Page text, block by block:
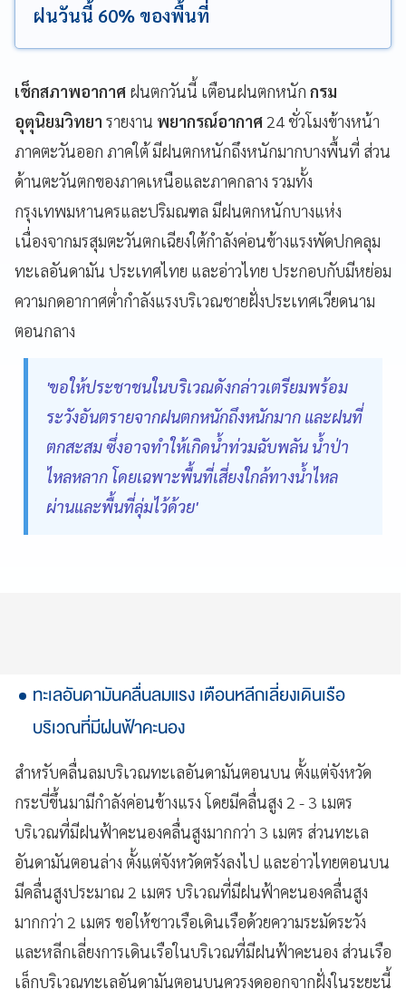
ฝนวันนี้ 60% ของพื้นที่
เช็กสภาพอากาศ ฝนตกวันนี้ เตือนฝนตกหนัก กรม
อุตุนิยมวิทยา รายงาน พยากรณ์อากาศ 24 ชั่วโมงข้างหน้า
ภาคตะวันออก ภาคใต้ มีฝนตกหนักถึงหนักมากบางพื้นที่ ส่วน
ด้านตะวันตกของภาคเหนือและภาคกลาง รวมทั้ง
กรุงเทพมหานครและปริมณฑล มีฝนตกหนักบางแห่ง
เนื่องจากมรสุมตะวันตกเฉียงใต้กำลังค่อนข้างแรงพัดปกคลุม
ทะเลอันดามัน ประเทศไทย และอ่าวไทย ประกอบกับมีหย่อม
ความกดอากาศต่ำกำลังแรงบริเวณชายฝั่งประเทศเวียดนาม
ตอนกลาง
'ขอให้ประชาชนในบริเวณดังกล่าวเตรียมพร้อม
ระวังอันตรายจากฝนตกหนักถึงหนักมาก และฝนที่
ตกสะสม ซึ่งอาจทำให้เกิดน้ำท่วมฉับพลัน น้ำป่า
ไหลหลาก โดยเฉพาะพื้นที่เสี่ยงใกล้ทางน้ำไหล
ผ่านและพื้นที่ลุ่มไว้ด้วย'
ทะเลอันดามันคลื่นลมแรง เตือนหลีกเลี่ยงเดินเรือ
บริเวณที่มีฝนฟ้าคะนอง
สำหรับคลื่นลมบริเวณทะเลอันดามันตอนบน ตั้งแต่จังหวัด
กระบี่ขึ้นมามีกำลังค่อนข้างแรง โดยมีคลื่นสูง 2 - 3 เมตร
บริเวณที่มีฝนฟ้าคะนองคลื่นสูงมากกว่า 3 เมตร ส่วนทะเล
อันดามันตอนล่าง ตั้งแต่จังหวัดตรังลงไป และอ่าวไทยตอนบน
มีคลื่นสูงประมาณ 2 เมตร บริเวณที่มีฝนฟ้าคะนองคลื่นสูง
มากกว่า 2 เมตร ขอให้ชาวเรือเดินเรือด้วยความระมัดระวัง
และหลีกเลี่ยงการเดินเรือในบริเวณที่มีฝนฟ้าคะนอง ส่วนเรือ
เล็กบริเวณทะเลอันดามันตอนบนควรงดออกจากฝั่งในระยะนี้